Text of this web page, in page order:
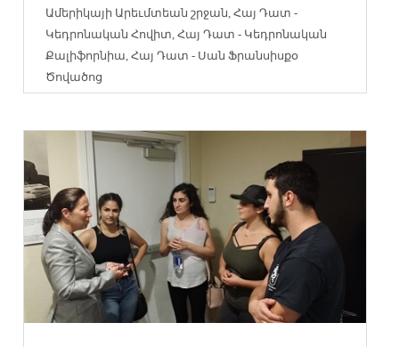
Ամերիկայի Արեւմտեան շրջան,Հայ Դատ -
Կեդրոնական Հովիտ,Հայ Դատ - Կեդրոնական
Քալիֆորնիա,Հայ Դատ - Սան Ֆրանսիսքօ
Ծովածոց